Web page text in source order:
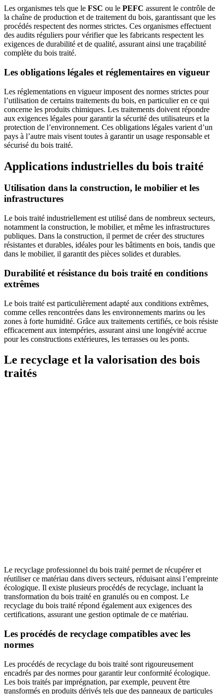
Les organismes tels que le FSC ou le PEFC assurent le contrôle de
la chaîne de production et de traitement du bois, garantissant que les
procédés respectent des normes strictes. Ces organismes effectuent
des audits réguliers pour vérifier que les fabricants respectent les
exigences de durabilité et de qualité, assurant ainsi une traçabilité
complète du bois traité.
Les obligations légales et réglementaires en vigueur
Les réglementations en vigueur imposent des normes strictes pour
l’utilisation de certains traitements du bois, en particulier en ce qui
concerne les produits chimiques. Les traitements doivent répondre
aux exigences légales pour garantir la sécurité des utilisateurs et la
protection de l’environnement. Ces obligations légales varient d’un
pays à l’autre mais visent toutes à garantir un usage responsable et
sécurisé du bois traité.
Applications industrielles du bois traité
Utilisation dans la construction, le mobilier et les
infrastructures
Le bois traité industriellement est utilisé dans de nombreux secteurs,
notamment la construction, le mobilier, et même les infrastructures
publiques. Dans la construction, il permet de créer des structures
résistantes et durables, idéales pour les bâtiments en bois, tandis que
dans le mobilier, il garantit des pièces solides et durables.
Durabilité et résistance du bois traité en conditions
extrêmes
Le bois traité est particulièrement adapté aux conditions extrêmes,
comme celles rencontrées dans les environnements marins ou les
zones à forte humidité. Grâce aux traitements certifiés, ce bois résiste
efficacement aux intempéries, assurant ainsi une longévité accrue
pour les constructions extérieures, les terrasses ou les ponts.
Le recyclage et la valorisation des bois
traités
Le recyclage professionnel du bois traité permet de récupérer et
réutiliser ce matériau dans divers secteurs, réduisant ainsi l’empreinte
écologique. Il existe plusieurs procédés de recyclage, incluant la
transformation du bois traité en granulés ou en compost. Le
recyclage du bois traité répond également aux exigences des
certifications, assurant une gestion optimale de ce matériau.
Les procédés de recyclage compatibles avec les
normes
Les procédés de recyclage du bois traité sont rigoureusement
encadrés par des normes pour garantir leur conformité écologique.
Les bois traités par imprégnation, par exemple, peuvent être
transformés en produits dérivés tels que des panneaux de particules